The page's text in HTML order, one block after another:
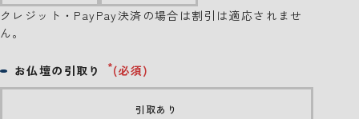
お仏壇の引取り (必須)
引取あり
クレジット・PayPay決済の場合は割引は適応されませ
ん。